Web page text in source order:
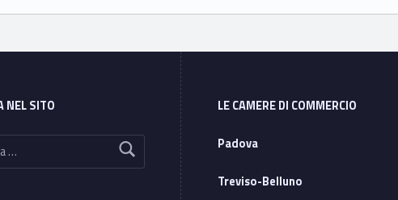
NEL SITO
LE CAMERE DI COMMERCIO
Padova
Treviso-Belluno